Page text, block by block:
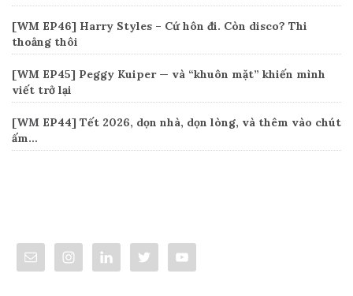
[WM EP46] Harry Styles – Cứ hôn đi. Còn disco? Thi
thoảng thôi
[WM EP45] Peggy Kuiper — và “khuôn mặt” khiến mình
viết trở lại
[WM EP44] Tết 2026, dọn nhà, dọn lòng, và thêm vào chút
ấm…